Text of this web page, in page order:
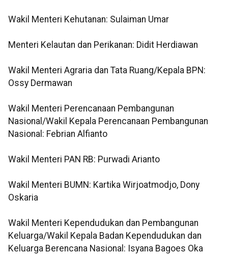
Wakil Menteri Kehutanan: Sulaiman Umar
Menteri Kelautan dan Perikanan: Didit Herdiawan
Wakil Menteri Agraria dan Tata Ruang/Kepala BPN:
Ossy Dermawan
Wakil Menteri Perencanaan Pembangunan
Nasional/Wakil Kepala Perencanaan Pembangunan
Nasional: Febrian Alfianto
Wakil Menteri PAN RB: Purwadi Arianto
Wakil Menteri BUMN: Kartika Wirjoatmodjo, Dony
Oskaria
Wakil Menteri Kependudukan dan Pembangunan
Keluarga/Wakil Kepala Badan Kependudukan dan
Keluarga Berencana Nasional: Isyana Bagoes Oka